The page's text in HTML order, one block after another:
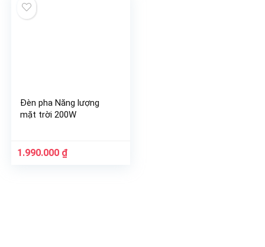
Đèn pha Năng lượng
mặt trời 200W
1.990.000 ₫